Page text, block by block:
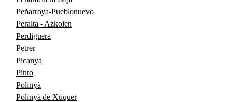
Peñarroya-Pueblonuevo
Peralta - Azkoien
Perdiguera
Petrer
Picanya
Pinto
Polinyà
Polinyà de Xúquer